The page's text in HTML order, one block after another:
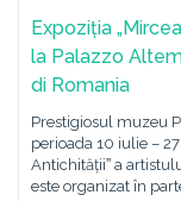
Expoziția
la Palazzo
di Romania
Prestigiosul muzeu
perioada 10 iulie –
Antichitățiiˮ a
este organizat în